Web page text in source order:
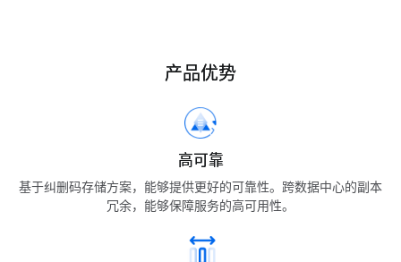
产品优势
高可靠
基于纠删码存储方案，能够提供更好的可靠性。跨数据中心的副本
冗余，能够保障服务的高可用性。